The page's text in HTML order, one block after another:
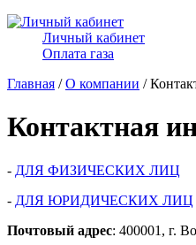
Личный кабинет
Оплата газа
Главная /О компании /
Контактная
- ДЛЯ ФИЗИЧЕСКИХ ЛИЦ
- ДЛЯ ЮРИДИЧЕСКИХ ЛИЦ
Почтовый адрес: 400001, г.